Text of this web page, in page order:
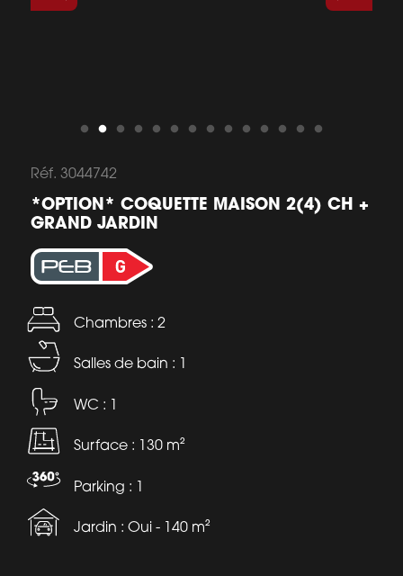
Réf. 3044742
*OPTION* COQUETTE MAISON 2(4) CH +
GRAND JARDIN
Chambres : 2
Salles de bain : 1
WC : 1
Surface : 130 m²
Parking : 1
Jardin : Oui - 140 m²